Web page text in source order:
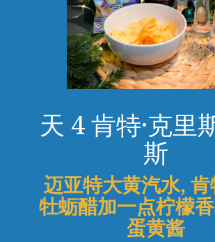
天 4 肯特·克里
斯
迈亚特大黄汽水,
牡蛎醋加一点柠檬
蛋黄酱